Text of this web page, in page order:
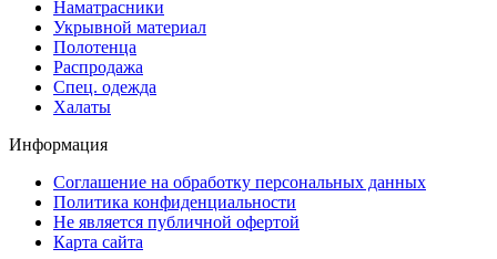
Наматрасники
Укрывной материал
Полотенца
Распродажа
Спец. одежда
Халаты
Информация
Соглашение на обработку персональных данных
Политика конфиденциальности
Не является публичной офертой
Карта сайта